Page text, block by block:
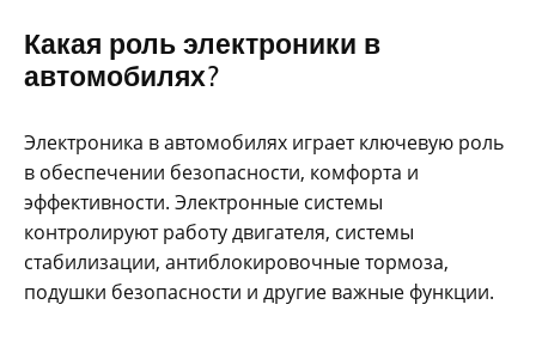
Какая роль электроники в
автомобилях?
Электроника в автомобилях играет ключевую роль
в обеспечении безопасности, комфорта и
эффективности. Электронные системы
контролируют работу двигателя, системы
стабилизации, антиблокировочные тормоза,
подушки безопасности и другие важные функции.